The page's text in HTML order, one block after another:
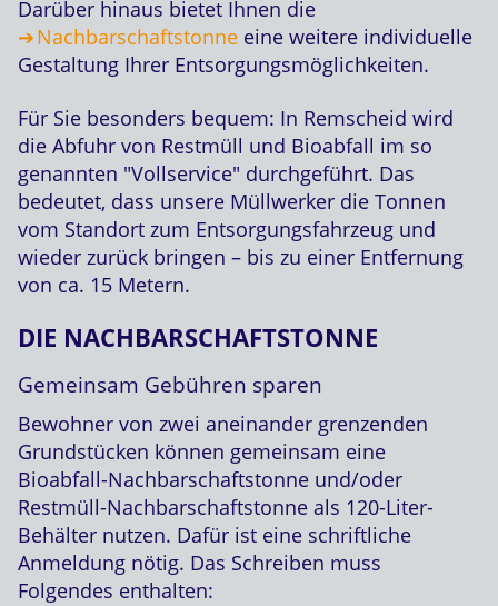
Darüber hinaus bietet Ihnen die
Nachbarschaftstonne eine weitere individuelle
Gestaltung Ihrer Entsorgungsmöglichkeiten.
Für Sie besonders bequem: In Remscheid wird
die Abfuhr von Restmüll und Bioabfall im so
genannten "Vollservice" durchgeführt. Das
bedeutet, dass unsere Müllwerker die Tonnen
vom Standort zum Entsorgungsfahrzeug und
wieder zurück bringen – bis zu einer Entfernung
von ca. 15 Metern.
DIE NACHBARSCHAFTSTONNE
Gemeinsam Gebühren sparen
Bewohner von zwei aneinander grenzenden
Grundstücken können gemeinsam eine
Bioabfall-Nachbarschaftstonne und/oder
Restmüll-Nachbarschaftstonne als 120-Liter-
Behälter nutzen. Dafür ist eine schriftliche
Anmeldung nötig. Das Schreiben muss
Folgendes enthalten: